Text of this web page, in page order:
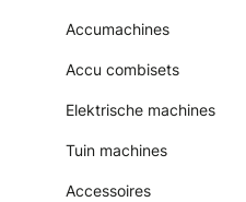
Accumachines
Accu combisets
Elektrische machines
Tuin machines
Accessoires